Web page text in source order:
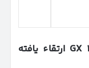
ارتقاء یافته